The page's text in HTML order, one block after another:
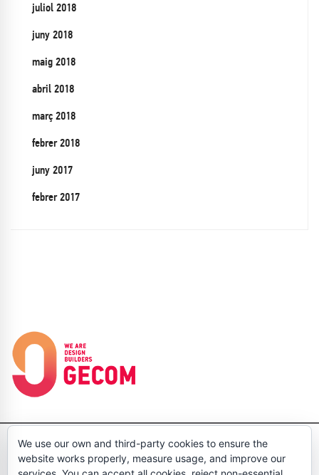
juliol 2018
juny 2018
maig 2018
abril 2018
març 2018
febrer 2018
juny 2017
febrer 2017
Pol. Ind. Gran Via Sud, Dolors Aleu 19-21 3 1, 08908 L'Hospitalet de
Llobregat Barcelona Tel: (+34)933704583 - Fax: (+34)933704158
We use our own and third-party cookies to ensure the
website works properly, measure usage, and improve our